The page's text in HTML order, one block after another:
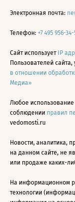
Электронная почта:
Телефон: +7 495 956-
Сайт использует IP
Пользователей
в отношении
Медиа»
Любое использование
соблюдении правил
vedomosti.ru
Новости, аналитика,
на данном сайте, не
или продаже каких-
На информационном
технологии